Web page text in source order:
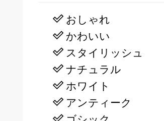
おしゃれ
かわいい
スタイリッシュ
ナチュラル
ホワイト
アンティーク